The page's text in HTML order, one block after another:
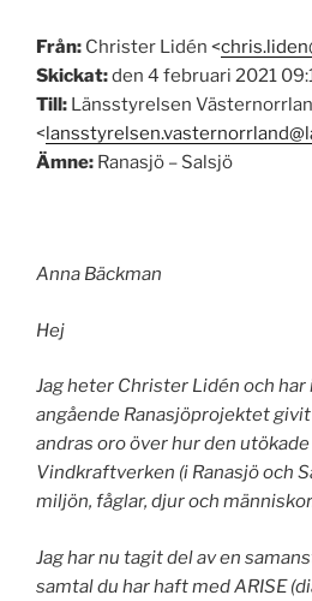
Från: Christer Lidén <
Skickat:den 4 februari 2021
Till: Länsstyrelsen
<
Ämne: Ranasjö – Salsjö
Anna Bäckman
Hej
Jag heter Christer Lidén och
angående Ranasjöprojektet
andras oro över hur den
Vindkraftverken (i Ranasjö och
miljön, fåglar, djur och
Jag har nu tagit del av en
samtal du har haft med ARISE